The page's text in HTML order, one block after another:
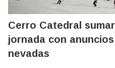
Cerro Catedral
jornada con
nevadas